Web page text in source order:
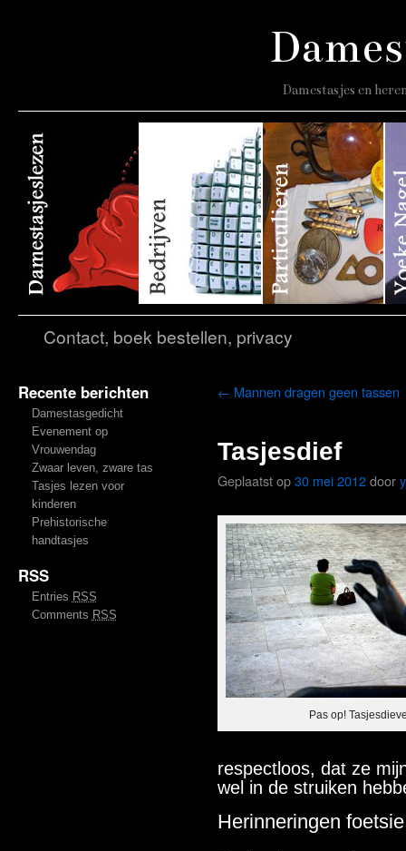
Damestasjes en
Contact, boek bestellen, privacy
Recente berichten
Damestasgedicht
Evenement op
Vrouwendag
Zwaar leven, zware tas
Tasjes lezen voor
kinderen
Prehistorische
handtasjes
RSS
Entries RSS
Comments RSS
← Mannen dragen geen tassen
Tasjesdief
Geplaatst op30 mei 2012door
Pas op!
respectloos, dat ze
wel in de struiken
Herinneringen foetsie